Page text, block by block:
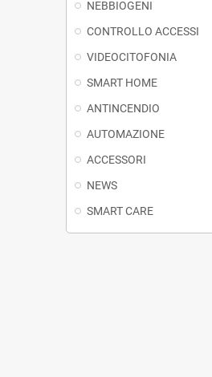
NEBBIOGENI
CONTROLLO ACCESSI
VIDEOCITOFONIA
SMART HOME
ANTINCENDIO
AUTOMAZIONE
ACCESSORI
NEWS
SMART CARE